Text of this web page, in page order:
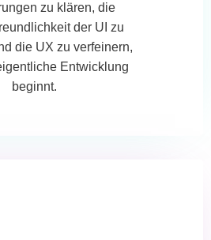
zu klären, die
der UI zu
die UX zu verfeinern,
Entwicklung
beginnt.